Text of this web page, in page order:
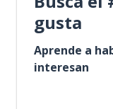
gusta
Aprende a
interesan